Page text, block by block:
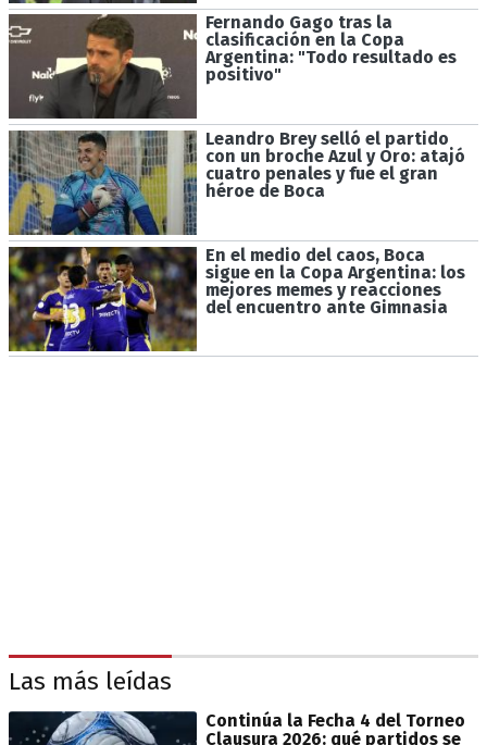
Fernando Gago tras la
clasificación en la Copa
Argentina: "Todo resultado es
positivo"
Leandro Brey selló el partido
con un broche Azul y Oro: atajó
cuatro penales y fue el gran
héroe de Boca
En el medio del caos, Boca
sigue en la Copa Argentina: los
mejores memes y reacciones
del encuentro ante Gimnasia
Las más leídas
Continúa la Fecha 4 del Torneo
Clausura 2026: qué partidos se